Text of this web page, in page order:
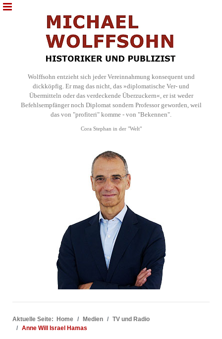
Wolffsohn entzieht sich jeder Vereinnahmung konsequent und
dickköpfig. Er mag das nicht, das »diplomatische Ver- und
Übermitteln oder das verdeckende Überzuckern«, er ist weder
Befehlsempfänger noch Diplomat sondern Professor geworden, weil
das von "profiteri" komme - von "Bekennen".
Cora Stephan in der "Welt"
Aktuelle Seite: Home Medien
TV und Radio
Anne Will Israel Hamas